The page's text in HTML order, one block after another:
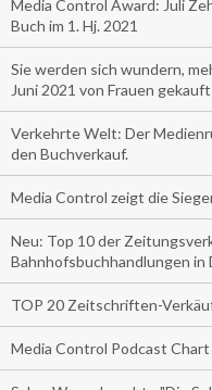
Media Control Award: Juli
Buch im 1. Hj. 2021
Sie werden sich wundern,
Juni 2021 von Frauen gekauft
Verkehrte Welt: Der
den Buchverkauf.
Media Control zeigt die
Neu: Top 10 der
Bahnhofsbuchhandlungen in
TOP 20 Zeitschriften-
Media Control Podcast Chart